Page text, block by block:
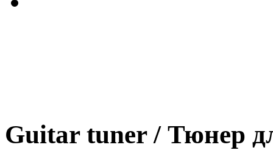
Guitar tuner / Тюнер